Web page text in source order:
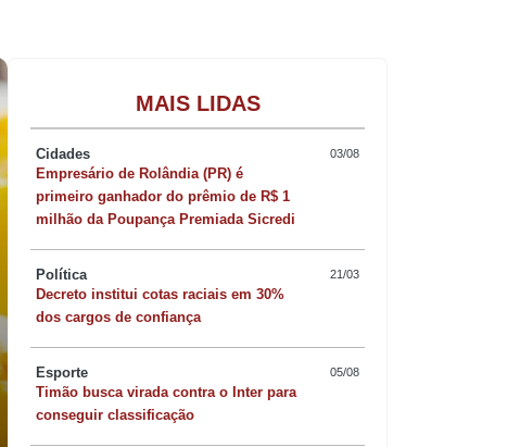
MAIS LIDAS
Cidades 03/08
Empresário de Rolândia (PR) é
primeiro ganhador do prêmio de R$ 1
milhão da Poupança Premiada Sicredi
Política 21/03
Decreto institui cotas raciais em 30%
dos cargos de confiança
Esporte 05/08
Timão busca virada contra o Inter para
conseguir classificação